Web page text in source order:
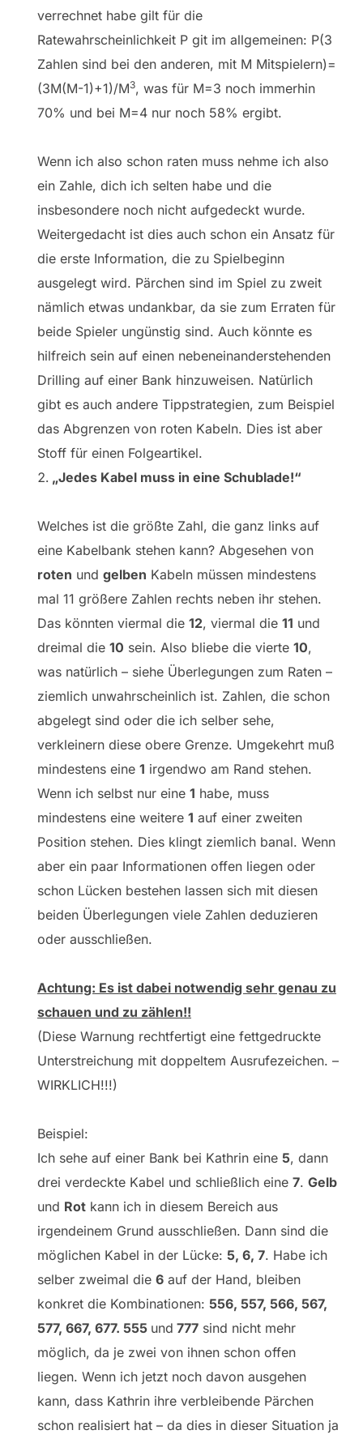
verrechnet habe gilt für die
Ratewahrscheinlichkeit P git im allgemeinen: P(3
Zahlen sind bei den anderen, mit M Mitspielern)=
(3M(M-1)+1)/M3, was für M=3 noch immerhin
70% und bei M=4 nur noch 58% ergibt.
Wenn ich also schon raten muss nehme ich also
ein Zahle, dich ich selten habe und die
insbesondere noch nicht aufgedeckt wurde.
Weitergedacht ist dies auch schon ein Ansatz für
die erste Information, die zu Spielbeginn
ausgelegt wird. Pärchen sind im Spiel zu zweit
nämlich etwas undankbar, da sie zum Erraten für
beide Spieler ungünstig sind. Auch könnte es
hilfreich sein auf einen nebeneinanderstehenden
Drilling auf einer Bank hinzuweisen. Natürlich
gibt es auch andere Tippstrategien, zum Beispiel
das Abgrenzen von roten Kabeln. Dies ist aber
Stoff für einen Folgeartikel.
„Jedes Kabel muss in eine Schublade!“
Welches ist die größte Zahl, die ganz links auf
eine Kabelbank stehen kann? Abgesehen von
roten und gelben Kabeln müssen mindestens
mal 11 größere Zahlen rechts neben ihr stehen.
Das könnten viermal die 12, viermal die 11 und
dreimal die 10 sein. Also bliebe die vierte 10,
was natürlich – siehe Überlegungen zum Raten –
ziemlich unwahrscheinlich ist. Zahlen, die schon
abgelegt sind oder die ich selber sehe,
verkleinern diese obere Grenze. Umgekehrt muß
mindestens eine 1 irgendwo am Rand stehen.
Wenn ich selbst nur eine 1 habe, muss
mindestens eine weitere 1 auf einer zweiten
Position stehen. Dies klingt ziemlich banal. Wenn
aber ein paar Informationen offen liegen oder
schon Lücken bestehen lassen sich mit diesen
beiden Überlegungen viele Zahlen deduzieren
oder ausschließen.
Achtung: Es ist dabei notwendig sehr genau zu
schauen und zu zählen!!
(Diese Warnung rechtfertigt eine fettgedruckte
Unterstreichung mit doppeltem Ausrufezeichen. –
WIRKLICH!!!)
Beispiel:
Ich sehe auf einer Bank bei Kathrin eine 5, dann
drei verdeckte Kabel und schließlich eine 7. Gelb
und Rot kann ich in diesem Bereich aus
irgendeinem Grund ausschließen. Dann sind die
möglichen Kabel in der Lücke: 5, 6, 7. Habe ich
selber zweimal die 6 auf der Hand, bleiben
konkret die Kombinationen: 556, 557, 566, 567,
577, 667, 677. 555 und 777 sind nicht mehr
möglich, da je zwei von ihnen schon offen
liegen. Wenn ich jetzt noch davon ausgehen
kann, dass Kathrin ihre verbleibende Pärchen
schon realisiert hat – da dies in dieser Situation ja